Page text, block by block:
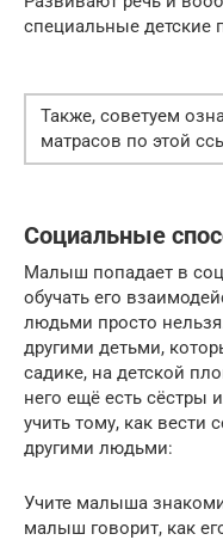
специальные детские
Также, советуем
матрасов по этой
Социальные
Малыш попадает в
обучать его
людьми просто
другими детьми,
садике, на детской
него ещё есть сёстры
учить тому, как вести
другими людьми:
Учите малыша
малыш говорит, как